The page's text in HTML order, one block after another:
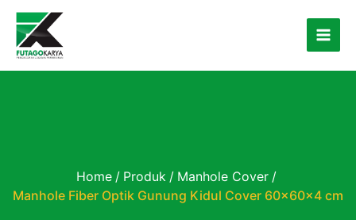
Skip to content
Home / Produk / Manhole Cover /
Manhole Fiber Optik Gunung Kidul Cover 60x60x4 cm